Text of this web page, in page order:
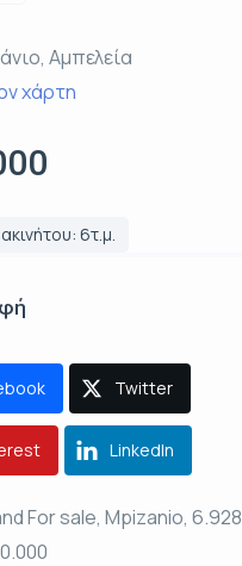
Αμπελεία
χάρτη
6τ.μ.
Twitter
LinkedIn
For sale, Mpizanio, 6.928